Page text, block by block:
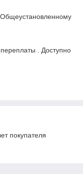
. Доступно
покупателя